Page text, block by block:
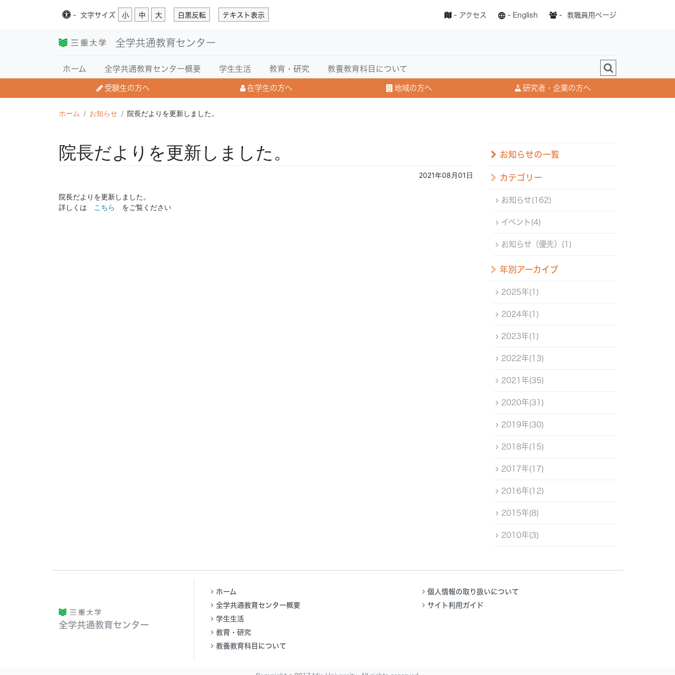
- 文字サイズ 小 中 大 白黒反転 テキスト表示 - アクセス - English - 教職員用ページ
全学共通教育センター
ホーム 全学共通教育センター概要 学生生活 教育・研究 教養教育科目について
受験生の方へ 在学生の方へ 地域の方へ 研究者・企業の方へ
ホーム お知らせ 院長だよりを更新しました。
お知らせの一覧
カテゴリー
お知らせ(162)
イベント(4)
お知らせ（優先）(1)
年別アーカイブ
2025年(1)
2024年(1)
2023年(1)
2022年(13)
2021年(35)
2020年(31)
2019年(30)
2018年(15)
2017年(17)
2016年(12)
2015年(8)
2010年(3)
院長だよりを更新しました。
2021年08月01日
院長だよりを更新しました。
詳しくは
こちら をご覧ください
全学共通教育センター
ホーム
全学共通教育センター概要
学生生活
教育・研究
教養教育科目について
個人情報の取り扱いについて
サイト利用ガイド